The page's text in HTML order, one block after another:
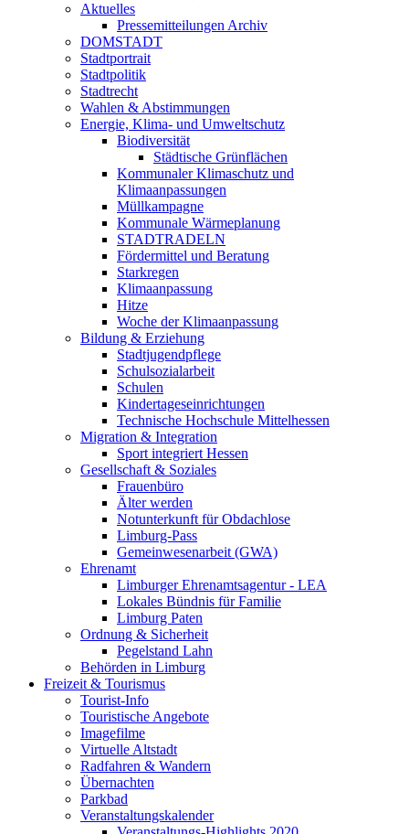
Aktuelles
Pressemitteilungen Archiv
DOMSTADT
Stadtportrait
Stadtpolitik
Stadtrecht
Wahlen & Abstimmungen
Energie, Klima- und Umweltschutz
Biodiversität
Städtische Grünflächen
Kommunaler Klimaschutz und
Klimaanpassungen
Müllkampagne
Kommunale Wärmeplanung
STADTRADELN
Fördermittel und Beratung
Starkregen
Klimaanpassung
Hitze
Woche der Klimaanpassung
Bildung & Erziehung
Stadtjugendpflege
Schulsozialarbeit
Schulen
Kindertageseinrichtungen
Technische Hochschule Mittelhessen
Migration & Integration
Sport integriert Hessen
Gesellschaft & Soziales
Frauenbüro
Älter werden
Notunterkunft für Obdachlose
Limburg-Pass
Gemeinwesenarbeit (GWA)
Ehrenamt
Limburger Ehrenamtsagentur - LEA
Lokales Bündnis für Familie
Limburg Paten
Ordnung & Sicherheit
Pegelstand Lahn
Behörden in Limburg
Freizeit & Tourismus
Tourist-Info
Touristische Angebote
Imagefilme
Virtuelle Altstadt
Radfahren & Wandern
Übernachten
Parkbad
Veranstaltungskalender